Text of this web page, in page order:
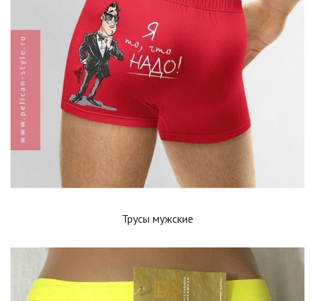
Трусы мужские